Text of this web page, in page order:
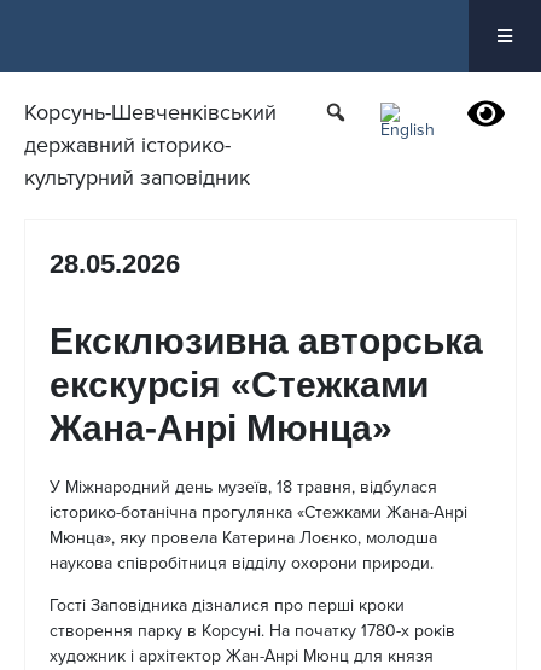
Корсунь-Шевченківський
державний історико-
культурний заповідник
28.05.2026
Ексклюзивна авторська
екскурсія «Стежками
Жана-Анрі Мюнца»
У Міжнародний день музеїв, 18 травня, відбулася
історико-ботанічна прогулянка «Стежками Жана-Анрі
Мюнца», яку провела Катерина Лоєнко, молодша
наукова співробітниця відділу охорони природи.
Гості Заповідника дізналися про перші кроки
створення парку в Корсуні. На початку 1780-х років
художник і архітектор Жан-Анрі Мюнц для князя